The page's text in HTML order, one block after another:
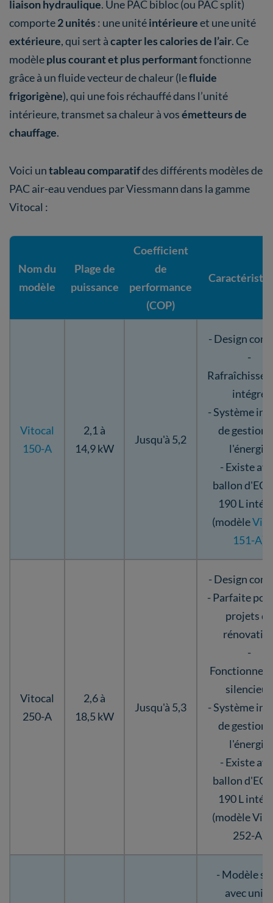
liaison hydraulique. Une PAC bibloc (ou PAC split)
comporte2 unités : une unitéintérieureet une unité
extérieure, qui sert àcapter les calories de l’air. Ce
modèleplus courant et plus performantfonctionne
grâce à un fluide vecteur de chaleur (lefluide
frigorigène), qui une fois réchauffé dans l’unité
intérieure, transmet sa chaleur à vosémetteurs de
chauffage.
Voici untableau comparatifdes différents modèles de
PAC air-eau vendues par Viessmann dans la gamme
Vitocal :
Nom du
modèle
Plage de
puissance
Coefficient
de
performance
(COP)
Vitocal
150-A
2,1 à
14,9 kW
Jusqu'à 5,2
- Design
-
intégré
- Système
de gestion
l'énergie
- Existe
ballon
190 L
(modèle
151-A
Vitocal
250-A
2,6 à
18,5 kW
Jusqu'à 5,3
- Design
- Parfaite
projets de
-
silencieux
- Système
de gestion
l'énergie
- Existe
ballon
190 L
(modèle
252-A)
- Modèle
avec unité